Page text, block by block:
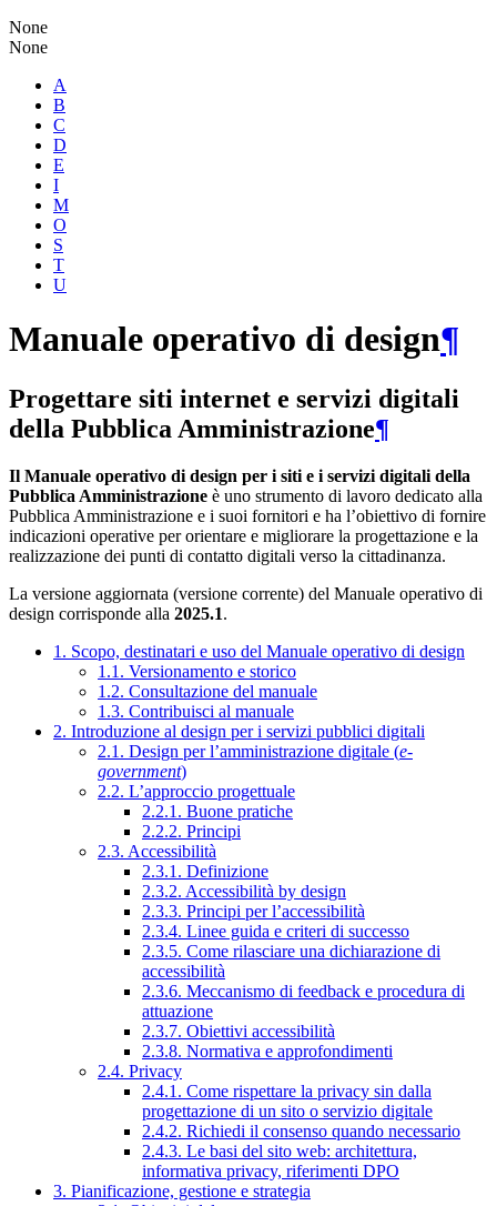
None
None
A
B
C
D
E
I
M
O
S
T
U
Manuale operativo di design¶
Progettare siti internet e servizi digitali
della Pubblica Amministrazione¶
Il Manuale operativo di design per i siti e i servizi digitali della
Pubblica Amministrazione è uno strumento di lavoro dedicato alla
Pubblica Amministrazione e i suoi fornitori e ha l’obiettivo di fornire
indicazioni operative per orientare e migliorare la progettazione e la
realizzazione dei punti di contatto digitali verso la cittadinanza.
La versione aggiornata (versione corrente) del Manuale operativo di
design corrisponde alla 2025.1.
1. Scopo, destinatari e uso del Manuale operativo di design
1.1. Versionamento e storico
1.2. Consultazione del manuale
1.3. Contribuisci al manuale
2. Introduzione al design per i servizi pubblici digitali
2.1. Design per l’amministrazione digitale (e-
government)
2.2. L’approccio progettuale
2.2.1. Buone pratiche
2.2.2. Principi
2.3. Accessibilità
2.3.1. Definizione
2.3.2. Accessibilità by design
2.3.3. Principi per l’accessibilità
2.3.4. Linee guida e criteri di successo
2.3.5. Come rilasciare una dichiarazione di
accessibilità
2.3.6. Meccanismo di feedback e procedura di
attuazione
2.3.7. Obiettivi accessibilità
2.3.8. Normativa e approfondimenti
2.4. Privacy
2.4.1. Come rispettare la privacy sin dalla
progettazione di un sito o servizio digitale
2.4.2. Richiedi il consenso quando necessario
2.4.3. Le basi del sito web: architettura,
informativa privacy, riferimenti DPO
3. Pianificazione, gestione e strategia